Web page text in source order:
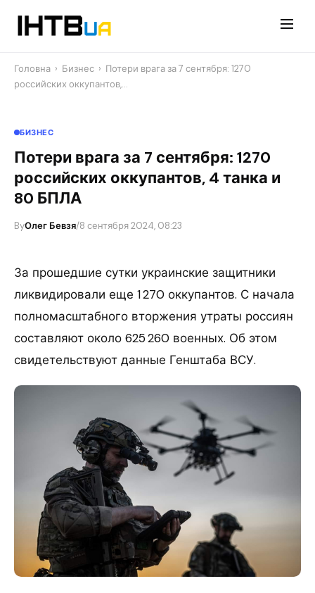
Головна › Бизнес › Потери врага за 7 сентября: 1270
российских оккупантов,…
БИЗНЕС
Потери врага за 7 сентября: 1270
российских оккупантов, 4 танка и
80 БПЛА
ByОлег Бевзя/8 сентября 2024, 08:23
За прошедшие сутки украинские защитники
ликвидировали еще 1 270 оккупантов. С начала
полномасштабного вторжения утраты россиян
составляют около 625 260 военных. Об этом
свидетельствуют данные Генштаба ВСУ.